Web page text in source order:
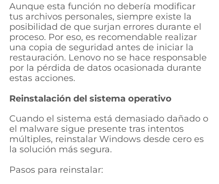
Aunque esta función no debería modificar
tus archivos personales, siempre existe la
posibilidad de que surjan errores durante el
proceso. Por eso, es recomendable realizar
una copia de seguridad antes de iniciar la
restauración. Lenovo no se hace responsable
por la pérdida de datos ocasionada durante
estas acciones.
Reinstalación del sistema operativo
Cuando el sistema está demasiado dañado o
el malware sigue presente tras intentos
múltiples, reinstalar Windows desde cero es
la solución más segura.
Pasos para reinstalar: